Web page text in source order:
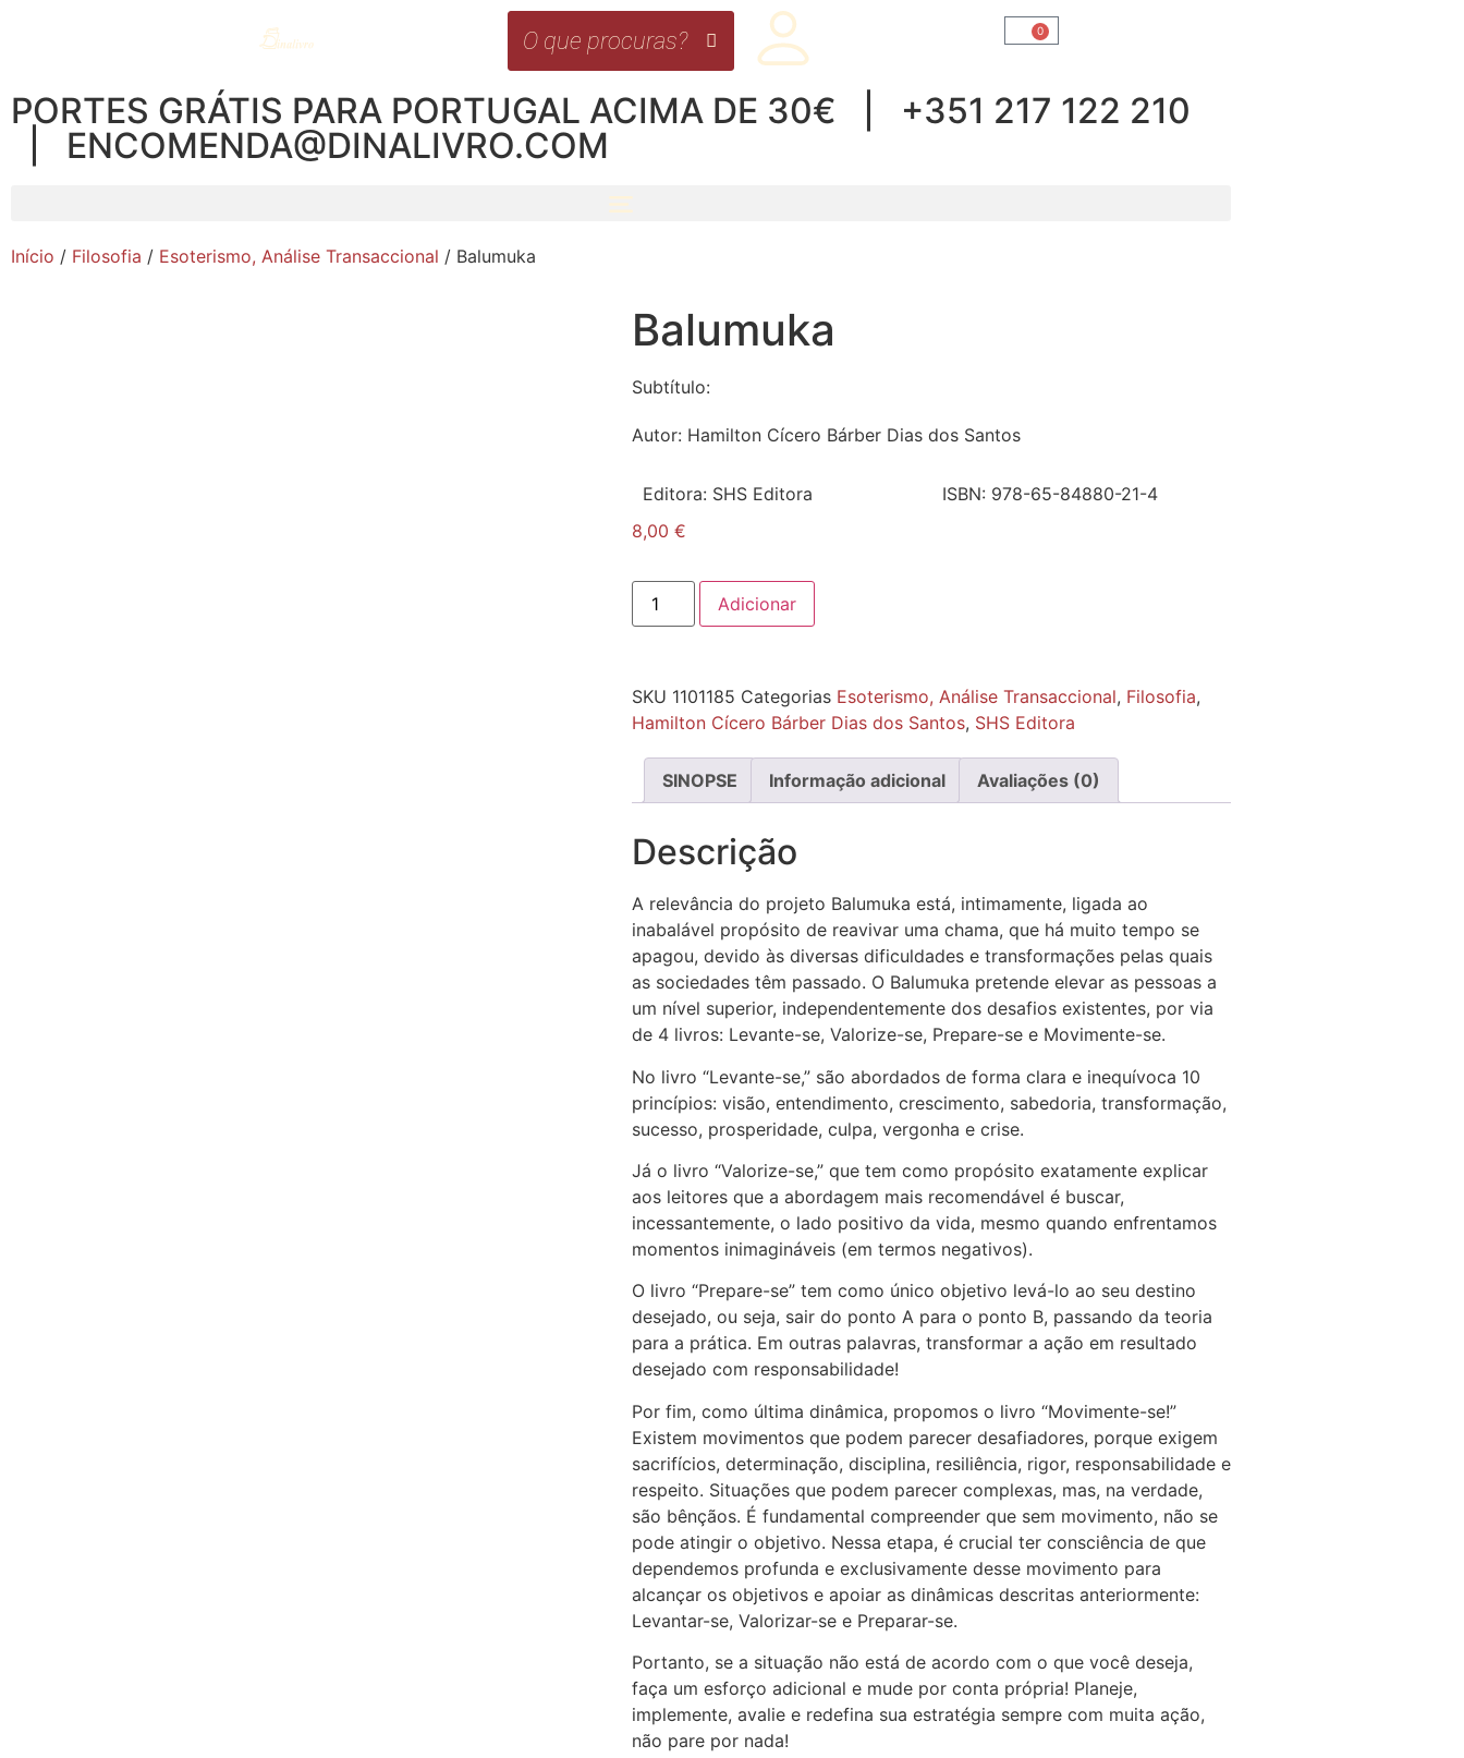
0
PORTES GRÁTIS PARA PORTUGAL ACIMA DE 30€ | +351 217 122 210
| ENCOMENDA@DINALIVRO.COM
Início / Filosofia / Esoterismo, Análise Transaccional / Balumuka
Balumuka
Subtítulo:
Autor: Hamilton Cícero Bárber Dias dos Santos
Editora: SHS Editora ISBN: 978-65-84880-21-4
8,00 €
Adicionar
SKU 1101185 Categorias Esoterismo, Análise Transaccional, Filosofia,
Hamilton Cícero Bárber Dias dos Santos, SHS Editora
SINOPSE Informação adicional Avaliações (0)
Descrição
A relevância do projeto Balumuka está, intimamente, ligada ao
inabalável propósito de reavivar uma chama, que há muito tempo se
apagou, devido às diversas dificuldades e transformações pelas quais
as sociedades têm passado. O Balumuka pretende elevar as pessoas a
um nível superior, independentemente dos desafios existentes, por via
de 4 livros: Levante-se, Valorize-se, Prepare-se e Movimente-se.
No livro “Levante-se,” são abordados de forma clara e inequívoca 10
princípios: visão, entendimento, crescimento, sabedoria, transformação,
sucesso, prosperidade, culpa, vergonha e crise.
Já o livro “Valorize-se,” que tem como propósito exatamente explicar
aos leitores que a abordagem mais recomendável é buscar,
incessantemente, o lado positivo da vida, mesmo quando enfrentamos
momentos inimagináveis (em termos negativos).
O livro “Prepare-se” tem como único objetivo levá-lo ao seu destino
desejado, ou seja, sair do ponto A para o ponto B, passando da teoria
para a prática. Em outras palavras, transformar a ação em resultado
desejado com responsabilidade!
Por fim, como última dinâmica, propomos o livro “Movimente-se!”
Existem movimentos que podem parecer desafiadores, porque exigem
sacrifícios, determinação, disciplina, resiliência, rigor, responsabilidade e
respeito. Situações que podem parecer complexas, mas, na verdade,
são bênçãos. É fundamental compreender que sem movimento, não se
pode atingir o objetivo. Nessa etapa, é crucial ter consciência de que
dependemos profunda e exclusivamente desse movimento para
alcançar os objetivos e apoiar as dinâmicas descritas anteriormente:
Levantar-se, Valorizar-se e Preparar-se.
Portanto, se a situação não está de acordo com o que você deseja,
faça um esforço adicional e mude por conta própria! Planeje,
implemente, avalie e redefina sua estratégia sempre com muita ação,
não pare por nada!